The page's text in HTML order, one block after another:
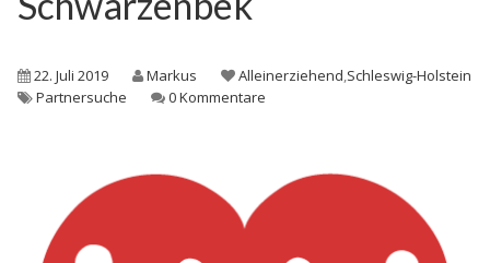
Ratgeber
Finanzielle Hilfe
Rechte
22. Juli 2019 Markus Alleinerziehend,Schleswig-Holstein
Partnersuche
0 Kommentare